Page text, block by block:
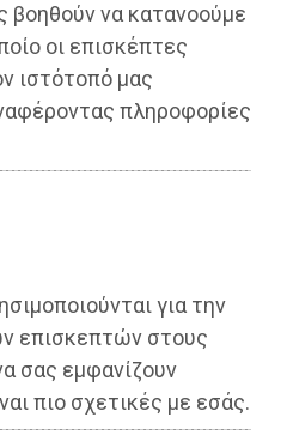
βοηθούν να κατανοούμε
οι επισκέπτες
ιστότοπό μας
πληροφορίες
για την
επισκεπτών στους
σας εμφανίζουν
πιο σχετικές με εσάς.
10:07